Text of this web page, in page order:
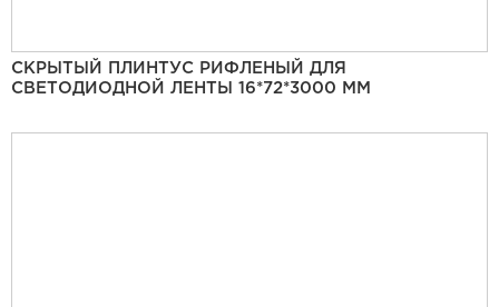
СКРЫТЫЙ ПЛИНТУС РИФЛЕНЫЙ ДЛЯ
СВЕТОДИОДНОЙ ЛЕНТЫ 16*72*3000 ММ